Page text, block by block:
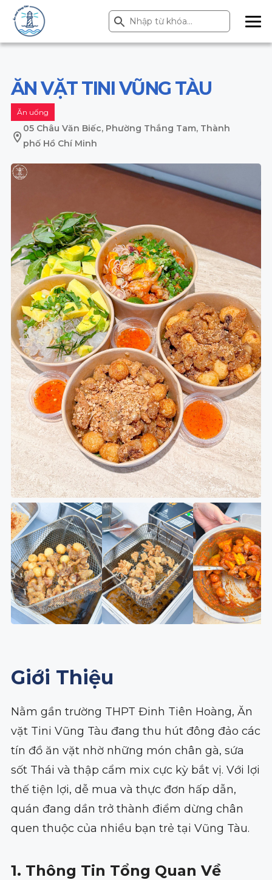
Search
for:
Search Button
ME
NU
ĂN VẶT TINI VŨNG TÀU
Ăn uống
05 Châu Văn Biếc, Phường Thắng Tam, Thành
phố Hồ Chí Minh
Giới Thiệu
Nằm gần trường THPT Đinh Tiên Hoàng, Ăn
vặt Tini Vũng Tàu đang thu hút đông đảo các
tín đồ ăn vặt nhờ những món chân gà, sứa
sốt Thái và thập cẩm mix cực kỳ bắt vị. Với lợi
thế tiện lợi, dễ mua và thực đơn hấp dẫn,
quán đang dần trở thành điểm dừng chân
quen thuộc của nhiều bạn trẻ tại Vũng Tàu.
1. Thông Tin Tổng Quan Về